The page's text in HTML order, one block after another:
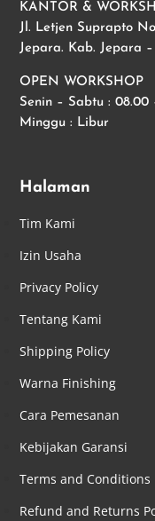
KANTOR &
Jl. Letjen Suprapto
Jepara. Kab. Jepara –
OPEN WORKSHOP
Senin – Sabtu : 08.00
Minggu : Libur
Halaman
Tim Kami
Izin Usaha
Privacy Policy
Tentang Kami
Shipping Policy
Warna Finishing
Cara Pemesanan
Kebijakan Garansi
Terms and Conditions
Refund and Returns